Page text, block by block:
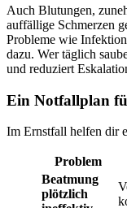
Auch Blutungen,
auffällige Schmerzen
Probleme wie
dazu. Wer täglich
und reduziert
Ein Notfallplan
Im Ernstfall helfen dir
Problem
Beatmung
plötzlich